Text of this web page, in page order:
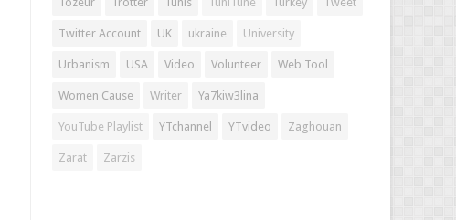
Twitter Account UK ukraine University
Urbanism USA Video Volunteer Web Tool
Women Cause Writer Ya7kiw3lina
YouTube Playlist YTchannel YTvideo Zaghouan
Zarat Zarzis